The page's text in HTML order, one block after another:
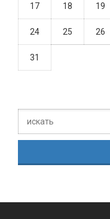
17 18 19
24 25 26
31